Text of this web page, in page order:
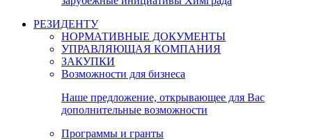
РЕЗИДЕНТУ
НОРМАТИВНЫЕ ДОКУМЕНТЫ
УПРАВЛЯЮЩАЯ КОМПАНИЯ
ЗАКУПКИ
Возможности для бизнеса
Наше предложение, открывающее для Вас
дополнительные возможности
Программы и гранты